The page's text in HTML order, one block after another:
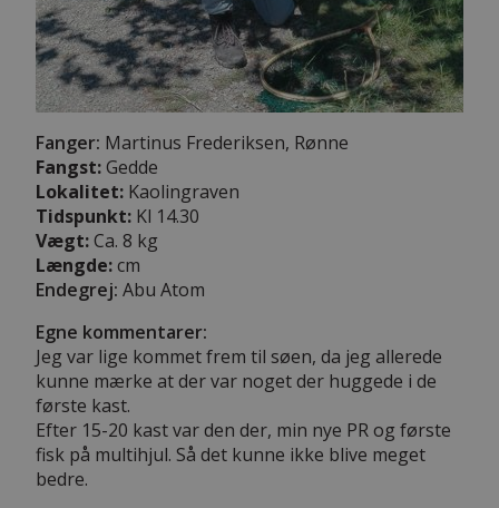
Fanger: Martinus Frederiksen, Rønne
Fangst:Gedde
Lokalitet: Kaolingraven
Tidspunkt: Kl 14.30
Vægt:Ca. 8 kg
Længde:cm
Endegrej: Abu Atom
Egne kommentarer:
Jeg var lige kommet frem til søen, da jeg allerede
kunne mærke at der var noget der huggede i de
første kast.
Efter 15-20 kast var den der, min nye PR og første
fisk på multihjul. Så det kunne ikke blive meget
bedre.